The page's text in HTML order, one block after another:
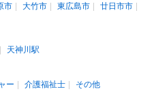
市 大竹市 東広島市 廿日市市
天神川駅
ー 介護福祉士 その他